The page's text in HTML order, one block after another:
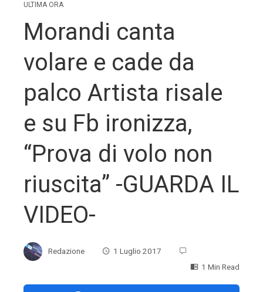
ULTIMA ORA
Morandi canta
volare e cade da
palco Artista risale
e su Fb ironizza,
“Prova di volo non
riuscita” -GUARDA IL
VIDEO-
Redazione
1 Luglio 2017
1 Min Read